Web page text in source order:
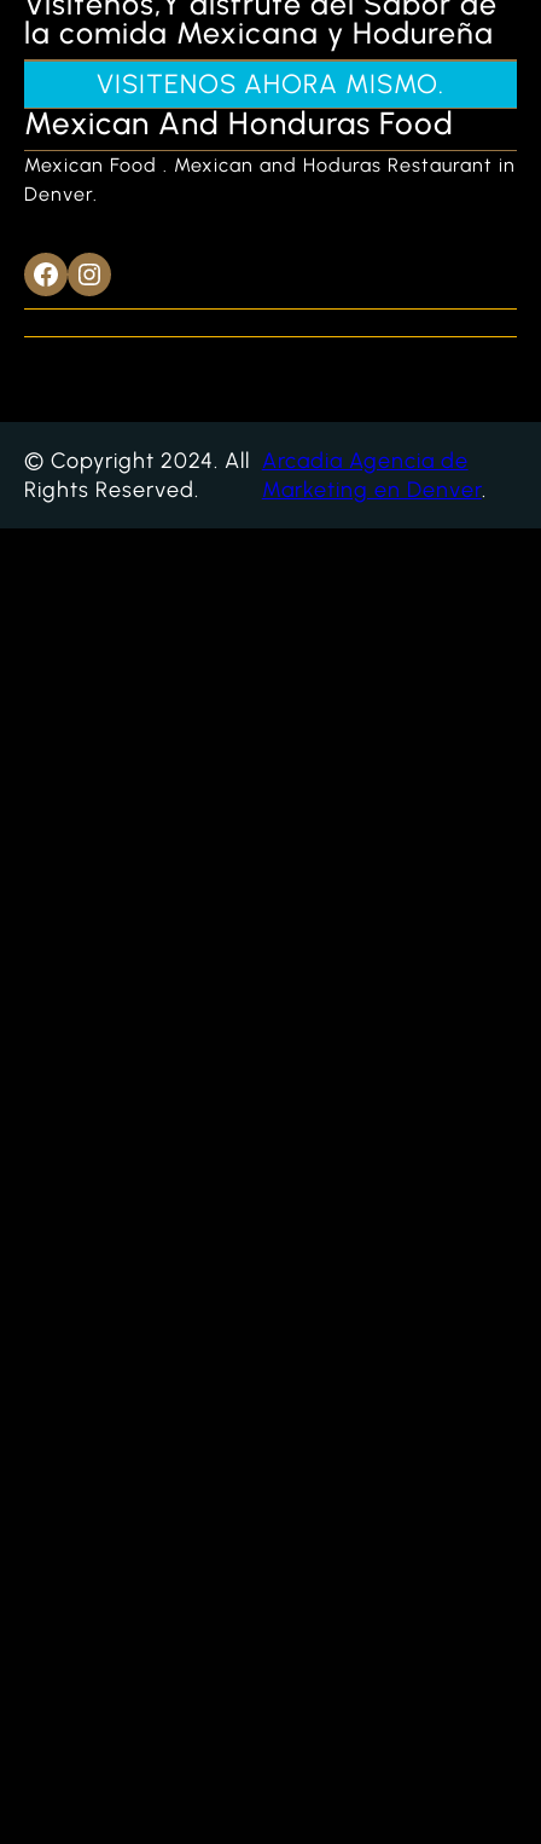
la comida Mexicana y Hodureña
VISITENOS AHORA MISMO.
Mexican And Honduras Food
Mexican Food . Mexican and Hoduras Restaurant in
Denver.
Facebook Instagram
© Copyright 2024. All
Rights Reserved.
Arcadia Agencia de
Marketing en Denver.